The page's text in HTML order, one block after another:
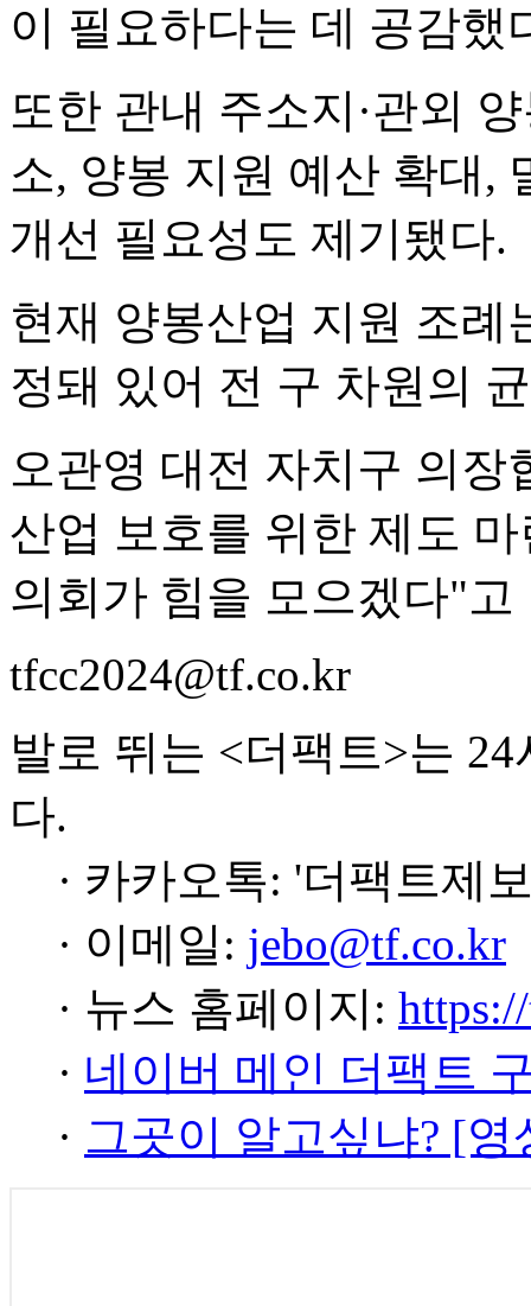
이 필요하다는 데 공감했
또한 관내 주소지·관외
소, 양봉 지원 예산 확대,
개선 필요성도 제기됐다.
현재 양봉산업 지원 조례
정돼 있어 전 구 차원의
오관영 대전 자치구 의
산업 보호를 위한 제도
의회가 힘을 모으겠다"고
tfcc2024@tf.co.kr
발로 뛰는 <더팩트>는
다.
· 카카오톡: '더팩트제
· 이메일: jebo@tf.co.kr
· 뉴스 홈페이지:
· 네이버 메인 더팩트
· 그곳이 알고싶냐? [